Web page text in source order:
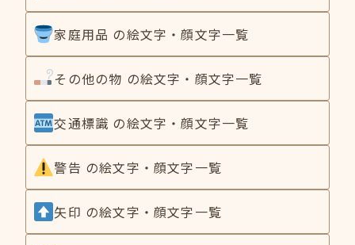
家庭用品 の絵文字・顔文字一覧
その他の物 の絵文字・顔文字一覧
交通標識 の絵文字・顔文字一覧
警告 の絵文字・顔文字一覧
矢印 の絵文字・顔文字一覧